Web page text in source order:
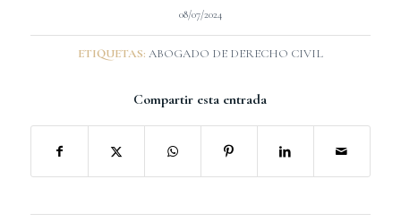
08/07/2024
ETIQUETAS: ABOGADO DE DERECHO CIVIL
Compartir esta entrada